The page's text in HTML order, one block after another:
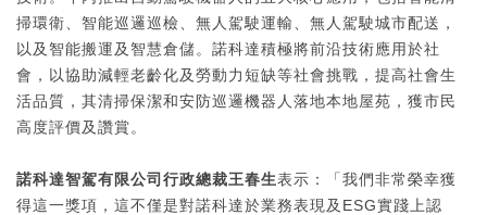
掃環衛、智能巡邏巡檢、無人駕駛運輸、無人駕駛城市配送，
以及智能搬運及智慧倉儲。諾科達積極將前沿技術應用於社
會，以協助減輕老齡化及勞動力短缺等社會挑戰，提高社會生
活品質，其清掃保潔和安防巡邏機器人落地本地屋苑，獲市民
高度評價及讚賞。
諾科達智駕有限公司行政總裁王春生表示：「我們非常榮幸獲
得這一獎項，這不僅是對諾科達於業務表現及ESG實踐上認